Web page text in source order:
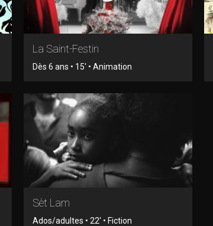
La Saint-Festin
Dès 6 ans • 15' • Animation
Sèt Lam
Ados/adultes • 22' • Fiction